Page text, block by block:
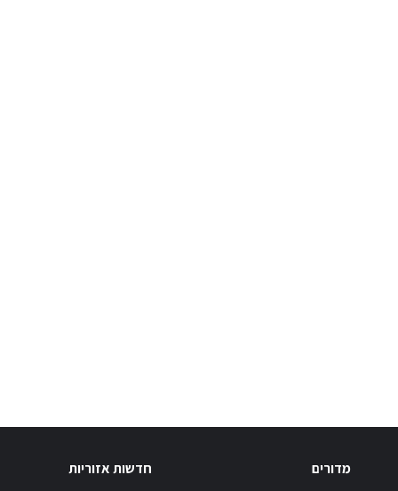
מדורים חדשות אזוריות